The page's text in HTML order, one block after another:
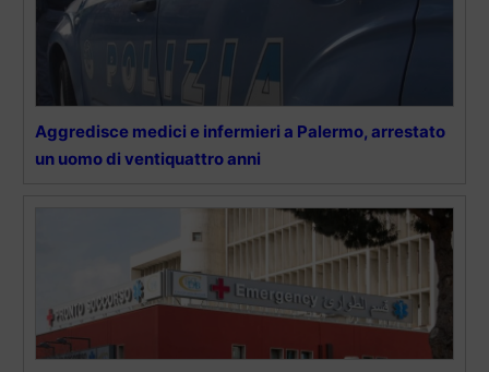
Aggredisce medici e infermieri a Palermo, arrestato
un uomo di ventiquattro anni